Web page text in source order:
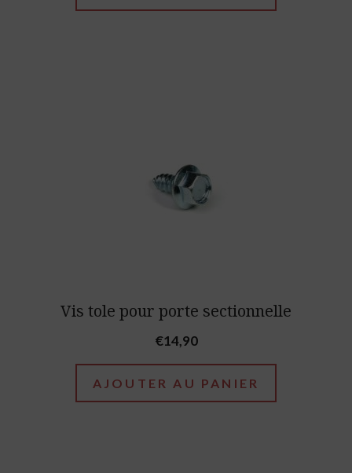
Vis tole pour porte sectionnelle
€14,90
AJOUTER AU PANIER